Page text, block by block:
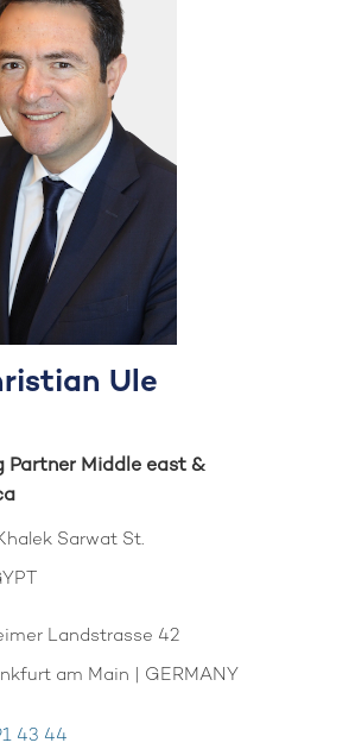
Ule
Partner Middle east &
Sarwat St.
Landstrasse 42
am Main | GERMANY
43 44